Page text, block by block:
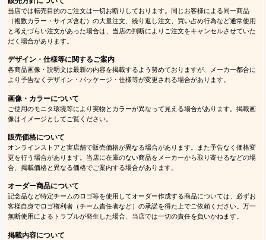
当店では転売目的のご注文は一切お断りしております。同じお客様による同一商品
（複数カラー・サイズ含む）の大量注文、繰り返し注文、買い占め行為など通常使用
と考えづらい注文があった場合は、当店の判断によりご注文をキャンセルさせていた
だく場合があります。
デザイン・仕様等に関するご案内
各商品画像・説明文は最新の内容を掲載するよう努めておりますが、メーカー都合に
より予告なくデザイン・パッケージ・仕様等が変更される場合があります。
画像・カラーについて
ご使用のモニタ環境等により実物とカラーが異なって見える場合があります。掲載画
像はイメージとしてご覧ください。
販売価格について
オンラインストアと実店舗で販売価格が異なる場合があります。また予告なく価格変
更を行う場合があります。当店に在庫のない商品をメーカーから取り寄せるなどの場
合、掲載価格と異なる価格でご案内する場合があります。
オーダー商品について
記念品など特定チームのロゴ等を使用してオーダー作成する商品については、必ずお
客様自身でロゴ権利者（チーム責任者など）の承諾を得た上でご依頼ください。万一
無断使用によるトラブルが発生した場合、当店では一切の責任を負いかねます。
掲載内容について